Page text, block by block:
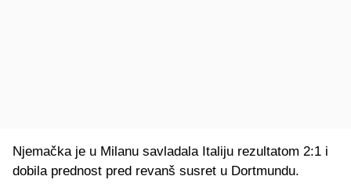
Njemačka je u Milanu savladala Italiju rezultatom 2:1 i
dobila prednost pred revanš susret u Dortmundu.